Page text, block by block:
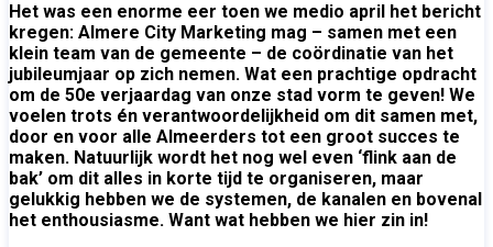
Het was een enorme eer toen we medio april het bericht
kregen: Almere City Marketing mag – samen met een
klein team van de gemeente – de coördinatie van het
jubileumjaar op zich nemen. Wat een prachtige opdracht
om de 50e verjaardag van onze stad vorm te geven! We
voelen trots én verantwoordelijkheid om dit samen met,
door en voor alle Almeerders tot een groot succes te
maken. Natuurlijk wordt het nog wel even ‘flink aan de
bak’ om dit alles in korte tijd te organiseren, maar
gelukkig hebben we de systemen, de kanalen en bovenal
het enthousiasme. Want wat hebben we hier zin in!